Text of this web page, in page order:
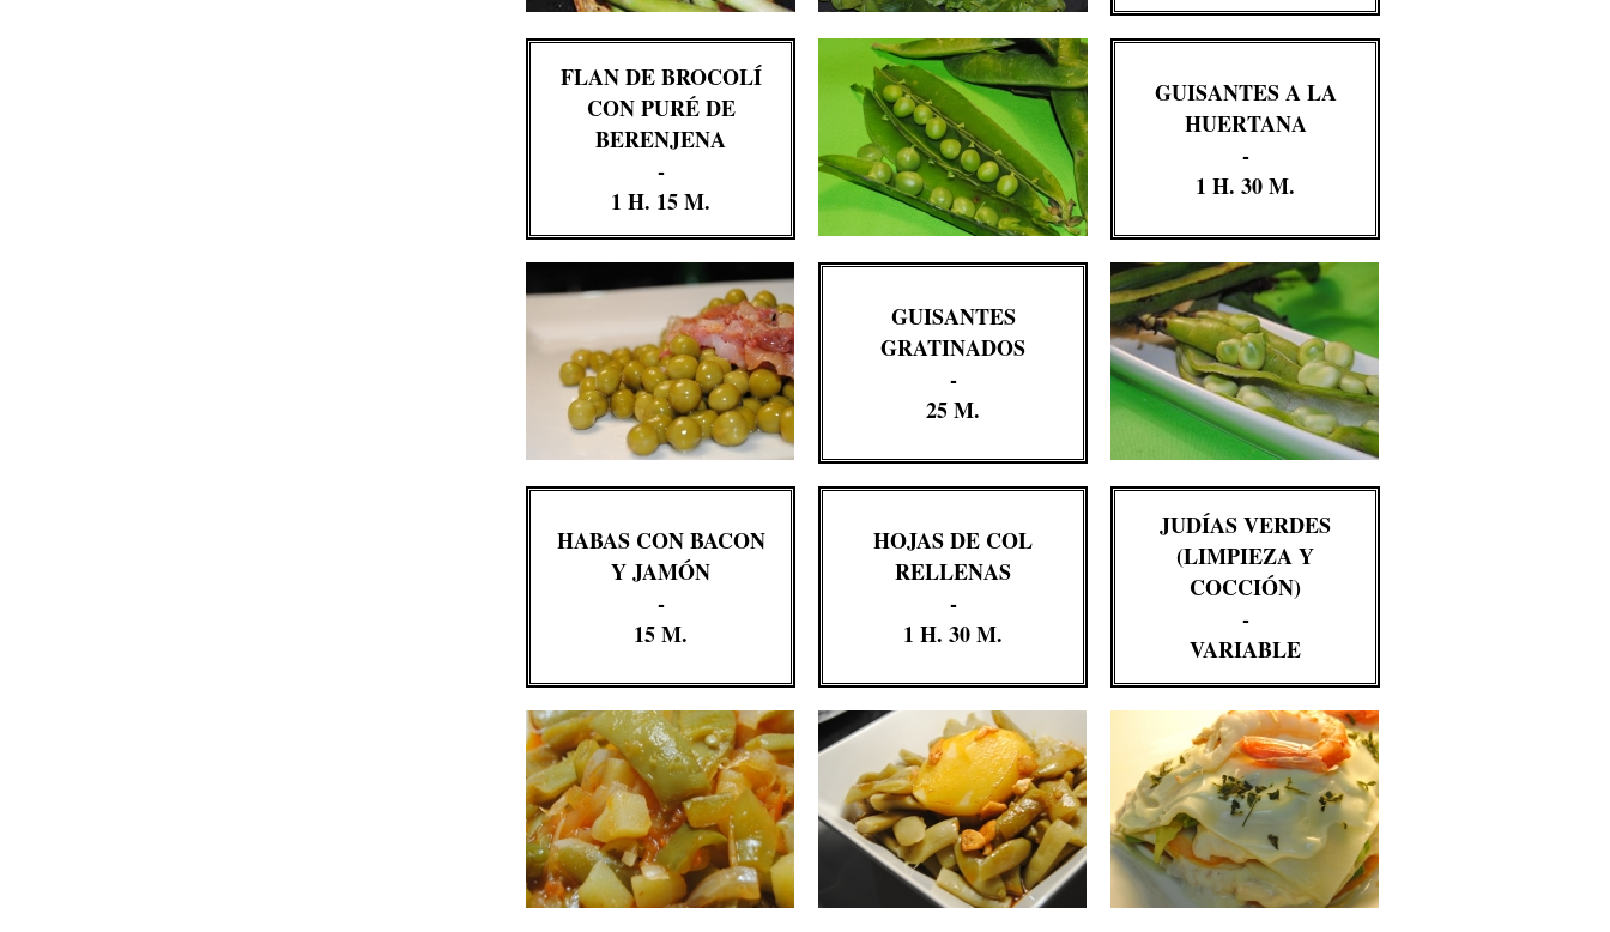
FLAN DE BROCOLÍ
CON PURÉ DE
BERENJENA
-
1 H. 15 M.
GUISANTES A LA
HUERTANA
-
1 H. 30 M.
GUISANTES
GRATINADOS
-
25 M.
HABAS CON BACON
Y JAMÓN
-
15 M.
HOJAS DE COL
RELLENAS
-
1 H. 30 M.
JUDÍAS VERDES
(LIMPIEZA Y
COCCIÓN)
-
VARIABLE